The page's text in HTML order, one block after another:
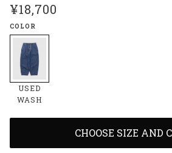
¥18,700
COLOR
USED
WASH
CHOOSE SIZE AND